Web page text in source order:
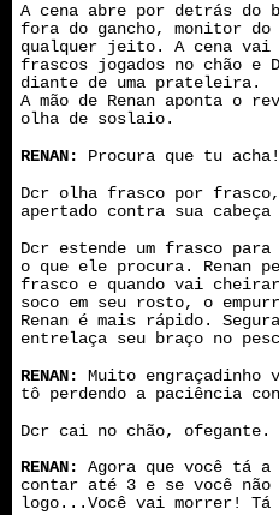
A cena abre por detrás do
fora do gancho, monitor do
qualquer jeito. A cena vai
frascos jogados no chão e
diante de uma prateleira.
A mão de Renan aponta o
olha de soslaio.
RENAN:
Procura que tu acha!
Dcr olha frasco por frasco,
apertado contra sua
Dcr estende um frasco
o que ele procura. Renan
frasco e quando vai
soco em seu rosto, o
Renan é mais rápido.
entrelaça seu braço no
RENAN:
Muito
tô perdendo a paciência
Dcr cai no chão, ofegante.
RENAN:
Agora que você tá
contar até 3 e se você não
logo...Você vai morrer! Tá